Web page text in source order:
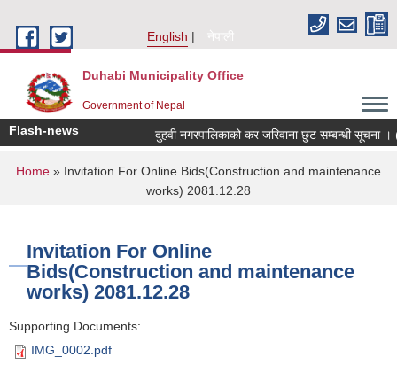
English
नेपाली
Duhabi Municipality Office
Government of Nepal
Flash-news दुहवी नगरपालिकाको कर जरिवाना छुट सम्बन्धी सूचना
You are here
Home » Invitation For Online Bids(Construction and maintenance
works) 2081.12.28
Invitation For Online
Bids(Construction and maintenance
works) 2081.12.28
Supporting Documents:
IMG_0002.pdf